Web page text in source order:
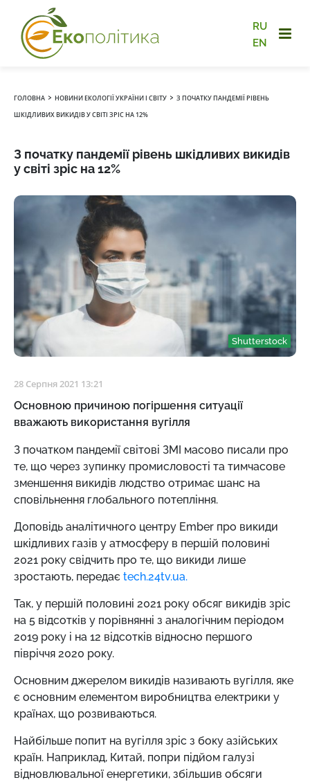
RU
EN
ГОЛОВНА › НОВИНИ ЕКОЛОГІЇ УКРАЇНИ І СВІТУ › З ПОЧАТКУ ПАНДЕМІЇ РІВЕНЬ
ШКІДЛИВИХ ВИКИДІВ У СВІТІ ЗРІС НА 12%
З початку пандемії рівень шкідливих викидів
у світі зріс на 12%
Shutterstock
28 Серпня 2021 13:21
Основною причиною погіршення ситуації
вважають використання вугілля
З початком пандемії світові ЗМІ масово писали про
те, що через зупинку промисловості та тимчасове
зменшення викидів людство отримає шанс на
сповільнення глобального потепління.
Доповідь аналітичного центру Ember про викиди
шкідливих газів у атмосферу в першій половині
2021 року свідчить про те, що викиди лише
зростають, передає tech.24tv.ua.
Так, у першій половині 2021 року обсяг викидів зріс
на 5 відсотків у порівнянні з аналогічним періодом
2019 року і на 12 відсотків відносно першого
півріччя 2020 року.
Основним джерелом викидів називають вугілля, яке
є основним елементом виробництва електрики у
країнах, що розвиваються.
Найбільше попит на вугілля зріс з боку азійських
країн. Наприклад, Китай, попри підйом галузі
відновлювальної енергетики, збільшив обсяги